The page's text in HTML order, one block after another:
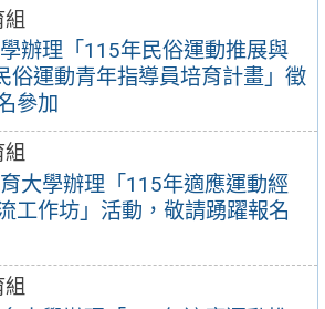
辦理「115年民俗運動推展與
俗運動青年指導員培育計畫」徵
參加
大學辦理「115年適應運動經
工作坊」活動，敬請踴躍報名